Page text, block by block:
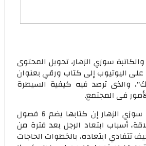
سوزي الزهار، تحويل المحتوى
على اليوتيوب إلى كتاب ورقي بعنوان
والذى ترصد فيه كيفية السيطرة
فى المجتمع.
وتقول الدكتورة سوزي الزهار إن كتابها يضم 6 فصول
أسباب ابتعاد الرجل بعد فترة من
تتفادي ابتعاده، بالخطوات الحاجات